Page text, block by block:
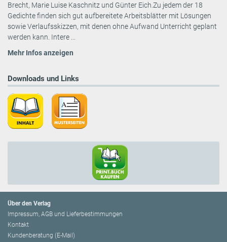
Brecht, Marie Luise Kaschnitz und Günter Eich.Zu jedem der 18
Gedichte finden sich gut aufbereitete Arbeitsblätter mit Lösungen
sowie Verlaufsskizzen, mit denen ohne Aufwand Unterricht geplant
werden kann. Intere ...
Mehr Infos anzeigen
Downloads und Links
Über den Verlag
Impressum, AGB und Lieferbestimmungen
Kontakt
Kundenberatung (E-Mail)